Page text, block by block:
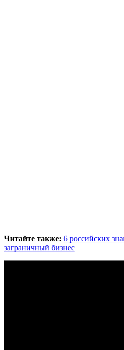
Читайте также: 6 российских
заграничный бизнес